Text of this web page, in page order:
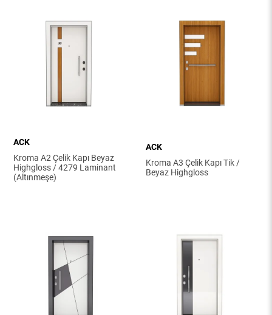
ACK
Kroma A2 Çelik Kapı Beyaz
Highgloss / 4279 Laminant
(Altınmeşe)
ACK
Kroma A3 Çelik Kapı Tik /
Beyaz Highgloss